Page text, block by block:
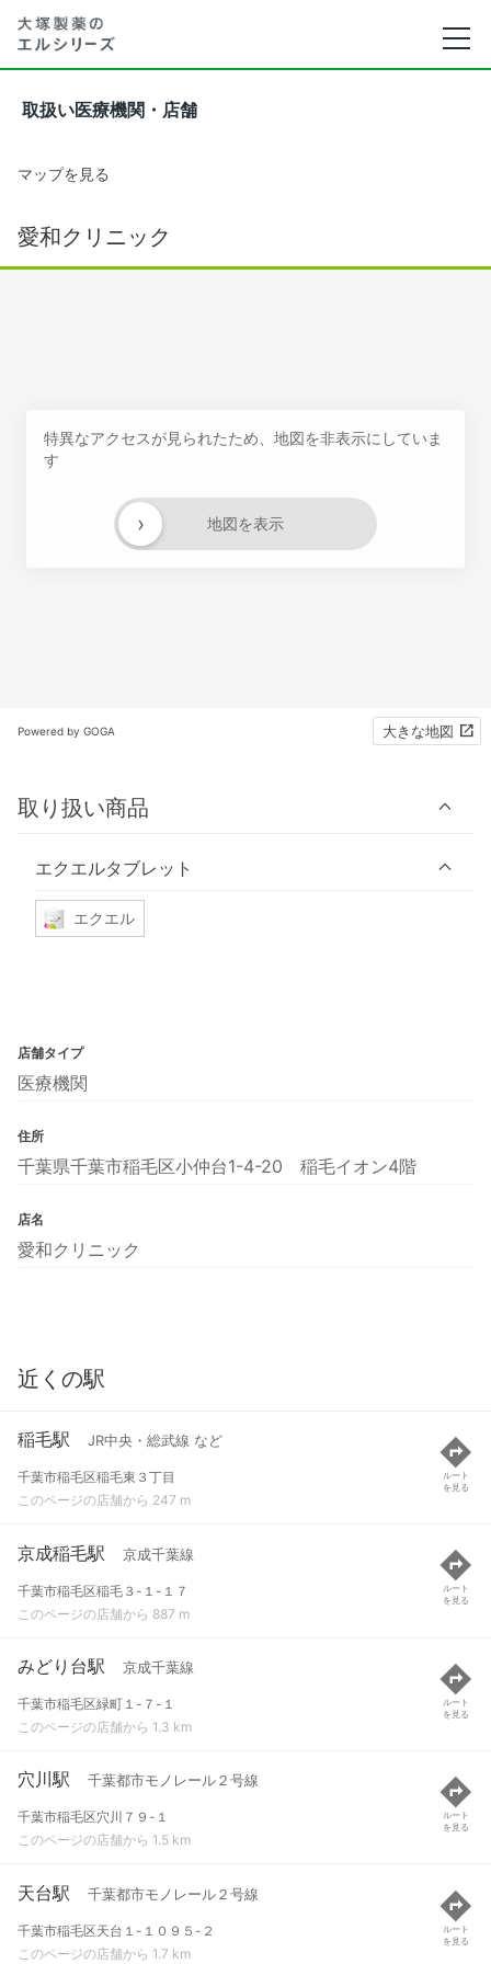
取扱い医療機関・店舗
マップを見る
愛和クリニック
特異なアクセスが見られたため、地図を非表示にしていま
す
地図を表示
›
Powered by GOGA 大きな地図
取り扱い商品
エクエルタブレット
エクエル
店舗タイプ
医療機関
住所
千葉県千葉市稲毛区小仲台1-4-20 稲毛イオン4階
店名
愛和クリニック
近くの駅
稲毛駅 JR中央・総武線 など
千葉市稲毛区稲毛東３丁目
このページの店舗から 247 m
ルート
を見る
京成稲毛駅 京成千葉線
千葉市稲毛区稲毛３-１-１７
このページの店舗から 887 m
ルート
を見る
みどり台駅 京成千葉線
千葉市稲毛区緑町１-７-１
このページの店舗から 1.3 km
ルート
を見る
穴川駅 千葉都市モノレール２号線
千葉市稲毛区穴川７９-１
このページの店舗から 1.5 km
ルート
を見る
天台駅 千葉都市モノレール２号線
千葉市稲毛区天台１-１０９５-２
このページの店舗から 1.7 km
ルート
を見る